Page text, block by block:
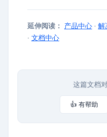
延伸阅读： 产品中心 · 解
· 文档中心
这篇文档
👍 有帮助